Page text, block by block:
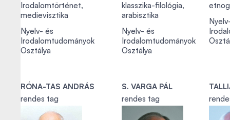
Irodalomtörténet,
medievisztika
Nyelv- és
Irodalomtudományok
Osztálya
klasszika-filológia,
arabisztika
Nyelv- és
Irodalomtudományok
Osztálya
RÓNA-TAS ANDRÁS
rendes tag
S. VARGA PÁL
rendes tag